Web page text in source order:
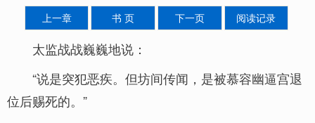
上一章 书 页 下一页 阅读记录
太监战战巍巍地说：
“说是突犯恶疾。但坊间传闻，是被慕容幽逼宫退
位后赐死的。”